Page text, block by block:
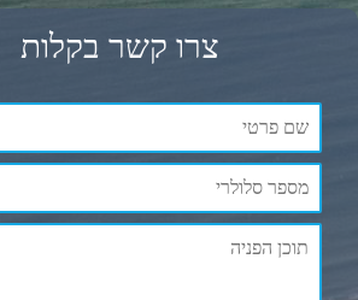
צרו קשר בקלות